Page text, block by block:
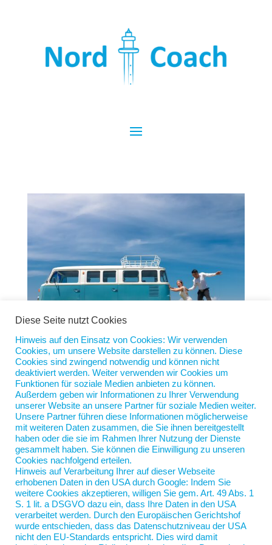
Meine Hochzeit
vonJan Scherping|2. Juli 2025| Diese Woche
Ich wollte am Wochenende heiraten. Eigentlich hatte
ich als Ort Venedig ins Auge gefasst. Aber dann
erzählte mir mein Freund Jeff, dass er die Stadt
schon gebucht habe. Jeff und ich, wir sind quasi
Brüder im Geiste, Büchermenschen. Er hat mal mit
einer kleinen...
Diese Seite nutzt Cookies
Hinweis auf den Einsatz von Cookies: Wir verwenden
Cookies, um unsere Website darstellen zu können. Diese
Cookies sind zwingend notwendig und können nicht
deaktiviert werden. Weiter verwenden wir Cookies um
Funktionen für soziale Medien anbieten zu können.
Außerdem geben wir Informationen zu Ihrer Verwendung
unserer Website an unsere Partner für soziale Medien weiter.
Unsere Partner führen diese Informationen möglicherweise
mit weiteren Daten zusammen, die Sie ihnen bereitgestellt
haben oder die sie im Rahmen Ihrer Nutzung der Dienste
gesammelt haben. Sie können die Einwilligung zu unseren
Cookies nachfolgend erteilen.
Hinweis auf Verarbeitung Ihrer auf dieser Webseite
erhobenen Daten in den USA durch Google: Indem Sie
weitere Cookies akzeptieren, willigen Sie gem. Art. 49 Abs. 1
S. 1 lit. a DSGVO dazu ein, dass Ihre Daten in den USA
verarbeitet werden. Durch den Europäischen Gerichtshof
wurde entschieden, dass das Datenschutzniveau der USA
nicht den EU-Standards entspricht. Dies wird damit